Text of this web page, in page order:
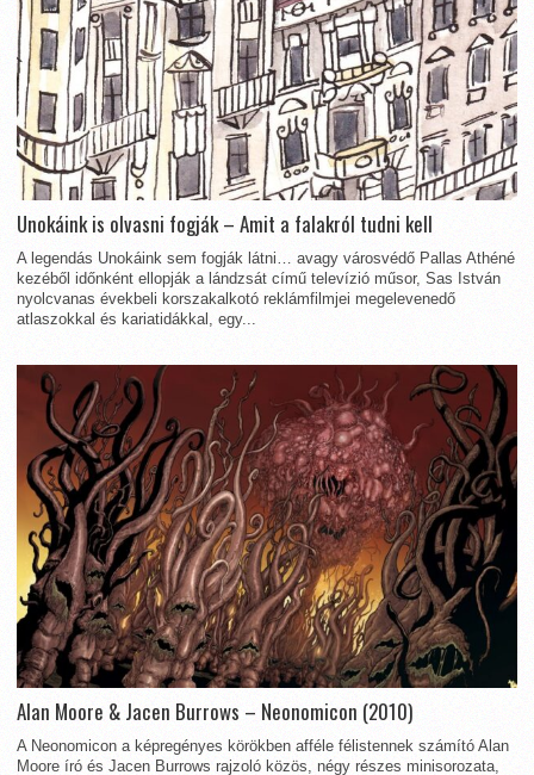
Unokáink is olvasni fogják – Amit a falakról tudni kell
A legendás Unokáink sem fogják látni… avagy városvédő Pallas Athéné
kezéből időnként ellopják a lándzsát című televízió műsor, Sas István
nyolcvanas évekbeli korszakalkotó reklámfilmjei megelevenedő
atlaszokkal és kariatidákkal, egy...
Alan Moore & Jacen Burrows – Neonomicon (2010)
A Neonomicon a képregényes körökben afféle félistennek számító Alan
Moore író és Jacen Burrows rajzoló közös, négy részes minisorozata,